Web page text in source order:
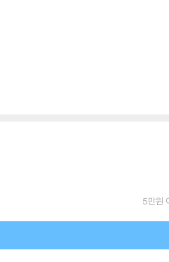
5만원